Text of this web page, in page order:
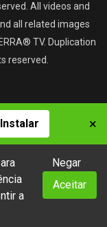
a
Negar
Aceitar
All videos and
all related images
TV. Duplication
reserved.
Instalar ×